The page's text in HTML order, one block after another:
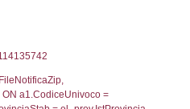
PERICOLOSE